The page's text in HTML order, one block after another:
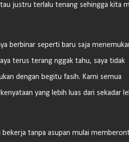
justru terlalu tenang sehingga kita
berbinar seperti baru saja
terus terang nggak tahu, saya tidak
dengan begitu fasih. Kami semua
yang lebih luas dari sekadar
tanpa asupan mulai